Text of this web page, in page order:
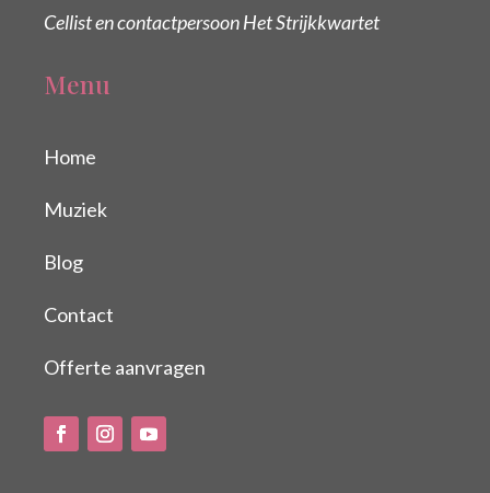
Cellist en contactpersoon Het Strijkkwartet
Menu
Home
Muziek
Blog
Contact
Offerte aanvragen